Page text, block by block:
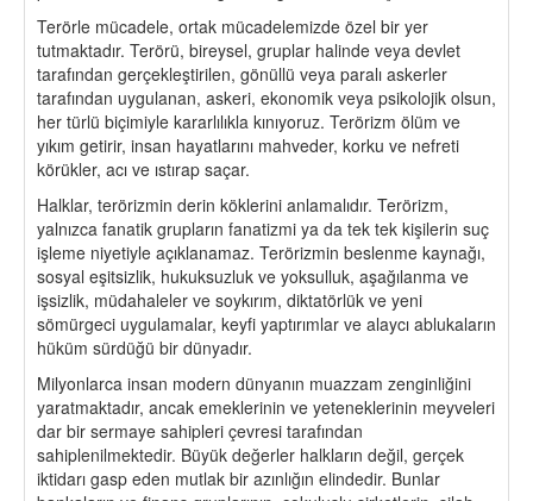
Terörle mücadele, ortak mücadelemizde özel bir yer
tutmaktadır. Terörü, bireysel, gruplar halinde veya devlet
tarafından gerçekleştirilen, gönüllü veya paralı askerler
tarafından uygulanan, askeri, ekonomik veya psikolojik olsun,
her türlü biçimiyle kararlılıkla kınıyoruz. Terörizm ölüm ve
yıkım getirir, insan hayatlarını mahveder, korku ve nefreti
körükler, acı ve ıstırap saçar.
Halklar, terörizmin derin köklerini anlamalıdır. Terörizm,
yalnızca fanatik grupların fanatizmi ya da tek tek kişilerin suç
işleme niyetiyle açıklanamaz. Terörizmin beslenme kaynağı,
sosyal eşitsizlik, hukuksuzluk ve yoksulluk, aşağılanma ve
işsizlik, müdahaleler ve soykırım, diktatörlük ve yeni
sömürgeci uygulamalar, keyfi yaptırımlar ve alaycı ablukaların
hüküm sürdüğü bir dünyadır.
Milyonlarca insan modern dünyanın muazzam zenginliğini
yaratmaktadır, ancak emeklerinin ve yeteneklerinin meyveleri
dar bir sermaye sahipleri çevresi tarafından
sahiplenilmektedir. Büyük değerler halkların değil, gerçek
iktidarı gasp eden mutlak bir azınlığın elindedir. Bunlar